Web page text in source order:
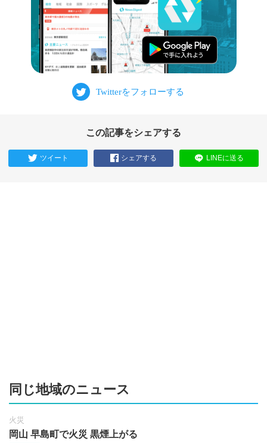
この記事をシェアする
ツイート シェアする LINEに送る
同じ地域のニュース
火災
岡山 早島町で火災 黒煙上がる